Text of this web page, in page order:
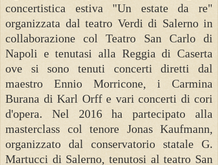
concertistica estiva "Un estate da re"
organizzata dal teatro Verdi di Salerno in
collaborazione col Teatro San Carlo di
Napoli e tenutasi alla Reggia di Caserta
ove si sono tenuti concerti diretti dal
maestro Ennio Morricone, i Carmina
Burana di Karl Orff e vari concerti di cori
d'opera. Nel 2016 ha partecipato alla
masterclass col tenore Jonas Kaufmann,
organizzato dal conservatorio statale G.
Martucci di Salerno, tenutosi al teatro San